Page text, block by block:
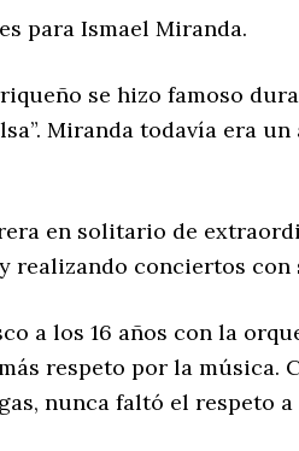
para Ismael Miranda.
se hizo famoso
Miranda todavía era
en solitario de
realizando conciertos con
a los 16 años con la
respeto por la música.
nunca faltó el respeto